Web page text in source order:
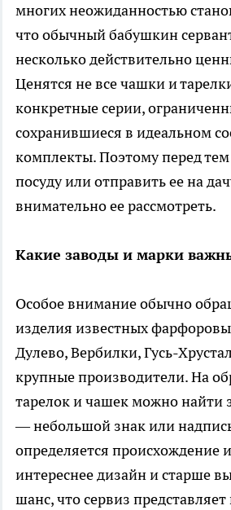
многих неожиданностью
что обычный бабушкин
несколько действительно
Ценятся не все чашки и
конкретные серии,
сохранившиеся в идеальном
комплекты. Поэтому перед тем
посуду или отправить ее на
внимательно ее рассмотреть.
Какие заводы и марки
Особое внимание обычно
изделия известных
Дулево, Вербилки, Гусь-
крупные производители. На
тарелок и чашек можно найти
— небольшой знак или
определяется происхождение
интереснее дизайн и старше
шанс, что сервиз